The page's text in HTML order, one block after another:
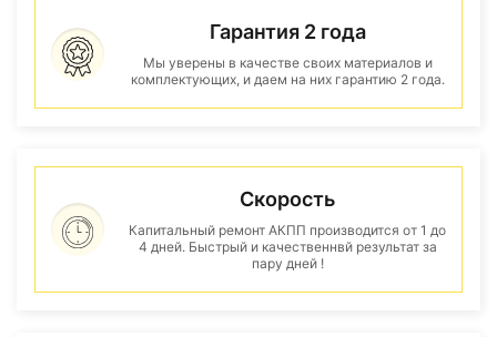
Гарантия 2 года
Мы уверены в качестве своих материалов и
комплектующих, и даем на них гарантию 2 года.
Скорость
Капитальный ремонт АКПП производится от 1 до
4 дней. Быстрый и качественнвй результат за
пару дней !